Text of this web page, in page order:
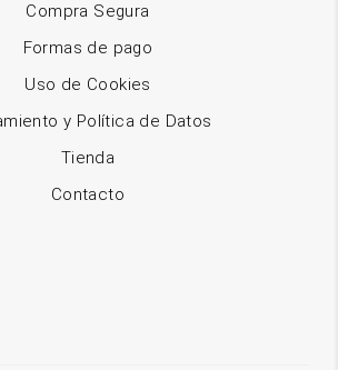
Compra Segura
Formas de pago
Uso de Cookies
y Política de Datos
Tienda
Contacto